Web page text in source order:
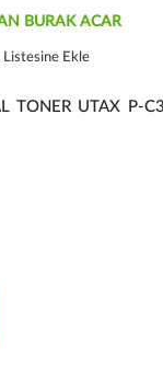
BURAK ACAR
Listesine Ekle
TONER UTAX P-